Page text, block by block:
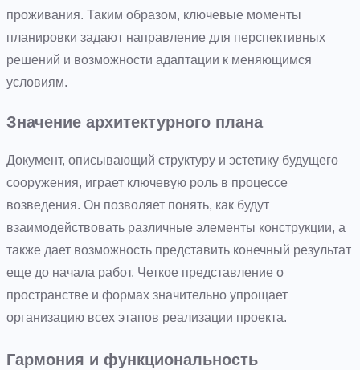
проживания. Таким образом, ключевые моменты
планировки задают направление для перспективных
решений и возможности адаптации к меняющимся
условиям.
Значение архитектурного плана
Документ, описывающий структуру и эстетику будущего
сооружения, играет ключевую роль в процессе
возведения. Он позволяет понять, как будут
взаимодействовать различные элементы конструкции, а
также дает возможность представить конечный результат
еще до начала работ. Четкое представление о
пространстве и формах значительно упрощает
организацию всех этапов реализации проекта.
Гармония и функциональность